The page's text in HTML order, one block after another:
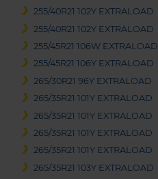
255/40R21 102Y EXTRALOAD
255/40R21 102Y EXTRALOAD
255/45R21 106W EXTRALOAD
255/45R21 106Y EXTRALOAD
265/30R21 96Y EXTRALOAD
265/35R21 101Y EXTRALOAD
265/35R21 101Y EXTRALOAD
265/35R21 101Y EXTRALOAD
265/35R21 101Y EXTRALOAD
265/35R21 103Y EXTRALOAD